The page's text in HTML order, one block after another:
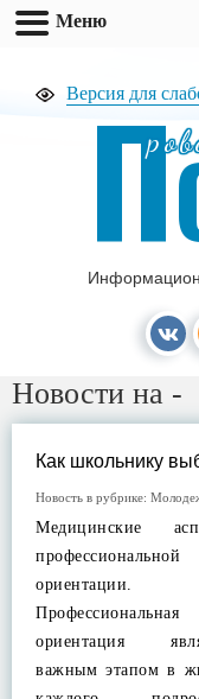
Версия для
П
Новости на -
Как школьнику
Новость в рубрике:
Медицинские
профессиональной
ориентации.
Профессиональная
ориентация
важным этапом в
Меню